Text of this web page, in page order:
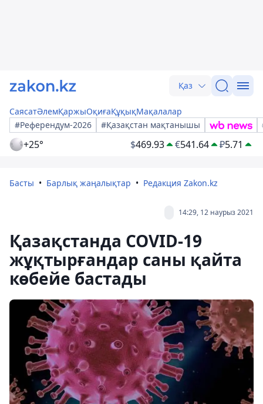
Қаз
СаясатӘлемҚаржыОқиғаҚұқықМақалалар
#Референдум-2026
#Қазақстан мақтанышы
+25° $469.93 €541.64 ₽5.71
Басты Барлық жаңалықтар Редакция Zakon.kz
14:29, 12 наурыз 2021
Қазақстанда COVID-19
жұқтырғандар саны қайта
көбейе бастады